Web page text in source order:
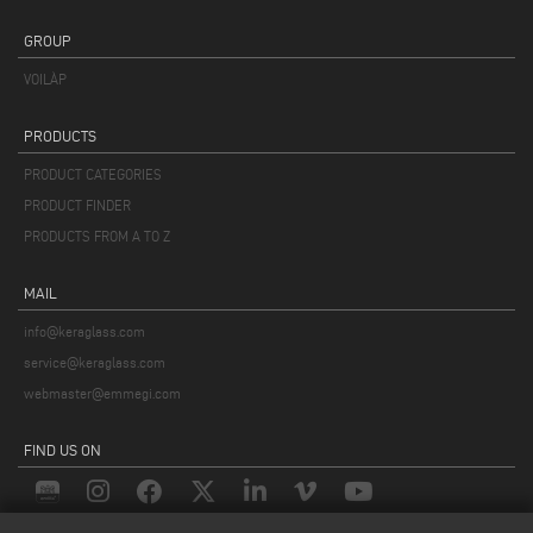
GROUP
VOILÀP
PRODUCTS
PRODUCT CATEGORIES
PRODUCT FINDER
PRODUCTS FROM A TO Z
MAIL
info@keraglass.com
service@keraglass.com
webmaster@emmegi.com
FIND US ON